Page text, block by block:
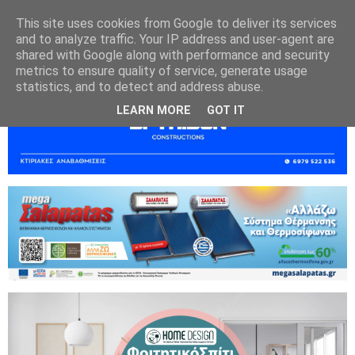
This site uses cookies from Google to deliver its services
and to analyze traffic. Your IP address and user-agent are
shared with Google along with performance and security
metrics to ensure quality of service, generate usage
statistics, and to detect and address abuse.
LEARN MORE GOT IT